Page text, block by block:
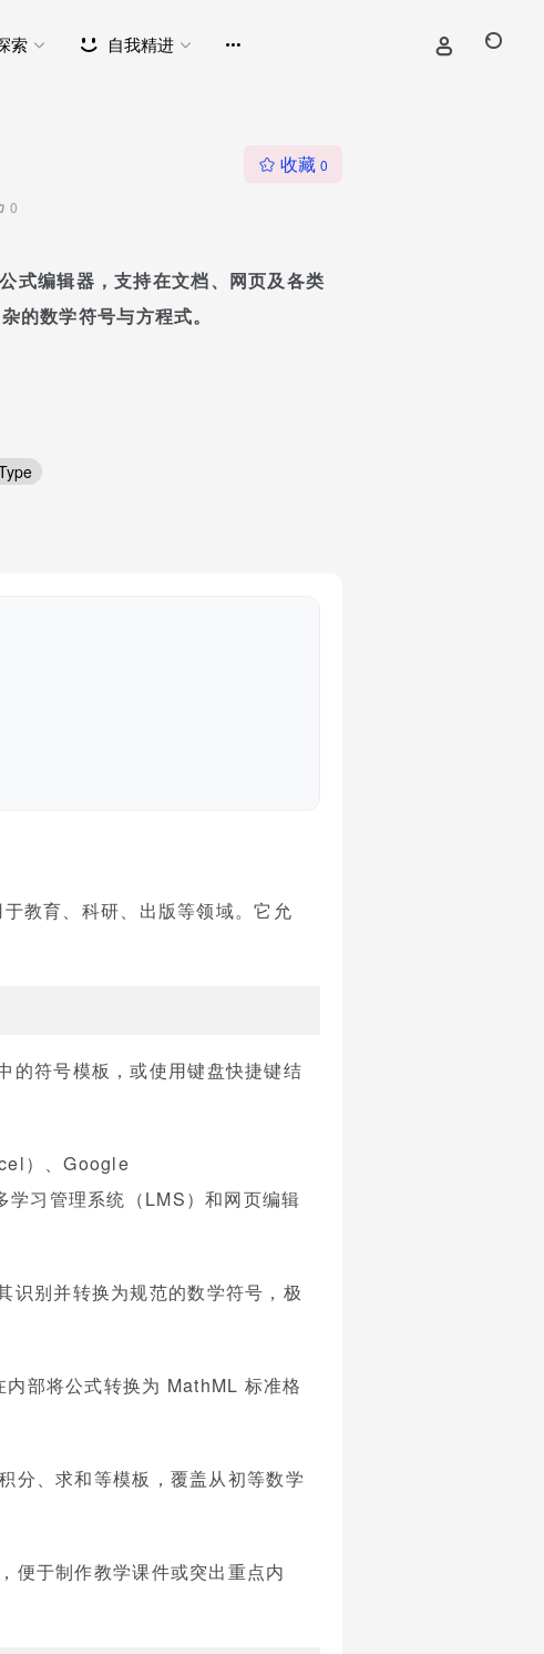
索 自我精进
0
收藏 0
式编辑器，支持在文档、网页及各类
的数学符号与方程式。
教育、科研、出版等领域。它允
的符号模板，或使用键盘快捷键结
）、Google
习管理系统（LMS）和网页编辑
识别并转换为规范的数学符号，极
部将公式转换为 MathML 标准格
分、求和等模板，覆盖从初等数学
便于制作教学课件或突出重点内